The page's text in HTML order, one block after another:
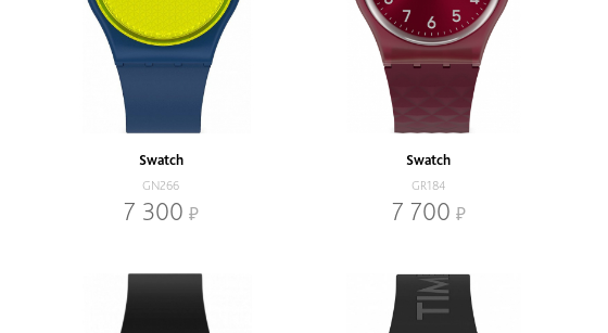
Swatch
GN266
7 300
Swatch
GR184
7 700